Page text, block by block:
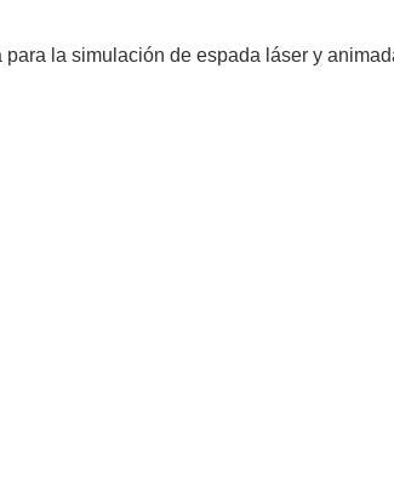
la simulación de espada láser y